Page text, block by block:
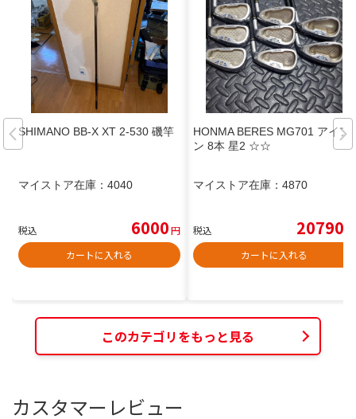
SHIMANO BB-X XT 2-530 磯竿
マイストア在庫： 4040
税込 6000円
カートに入れる
HONMA BERES MG701 アイア
ン 8本 星2 ☆☆
マイストア在庫： 4870
税込 20790
カートに入れる
このカテゴリをもっと見る
カスタマーレビュー